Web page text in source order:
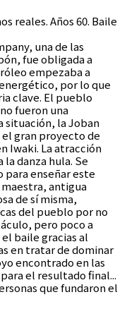
reales. Años 60. Baile
una de las
fue obligada a
empezaba a
por lo que
clave. El pueblo
fueron una
situación, la Joban
gran proyecto de
Iwaki. La atracción
danza hula. Se
para enseñar este
maestra, antigua
de sí misma,
del pueblo por no
pero poco a
baile gracias al
en tratar de dominar
encontrado en las
el resultado final...
que fundaron el